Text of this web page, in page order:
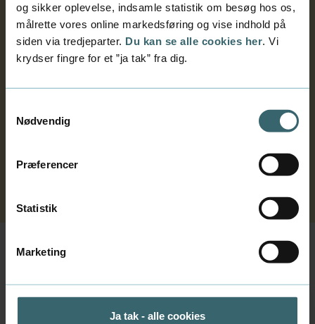
og sikker oplevelse, indsamle statistik om besøg hos os,
målrette vores online markedsføring og vise indhold på
siden via tredjeparter. Du kan se alle cookies her . Vi
krydser fingre for et ”ja tak” fra dig.
Nødvendig
Præferencer
Statistik
Marketing
Ja tak - alle cookies
Top Agrar er et tysk fagmagasin for landmænd.
Magasinet kommer hele vejen rundt om faget -
både plante- og husdyrproduktion.
Find det på bibliotekets hylde: Opstilling 63.3
Find artikler
tidsskriftets hjemmeside
(via Canvas eller print)
Erhvervsakademi Aarhus
Sønderhøj 30, 8260 Viby J